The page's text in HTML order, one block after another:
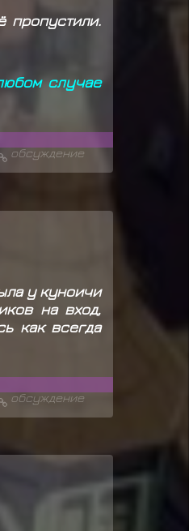
пропустили.
случае
обсуждение
у куноичи
на вход,
как всегда
обсуждение